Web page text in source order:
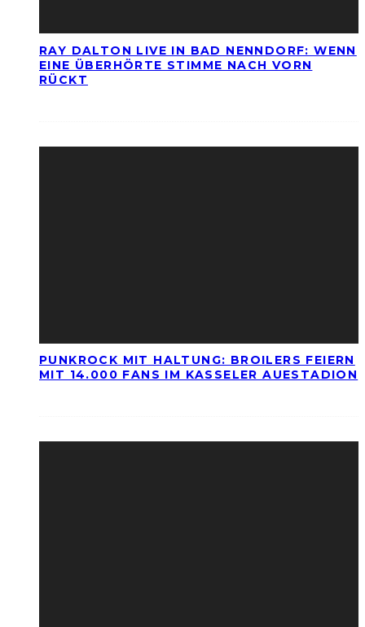
RAY DALTON LIVE IN BAD NENNDORF: WENN
EINE ÜBERHÖRTE STIMME NACH VORN
RÜCKT
PUNKROCK MIT HALTUNG: BROILERS FEIERN
MIT 14.000 FANS IM KASSELER AUESTADION